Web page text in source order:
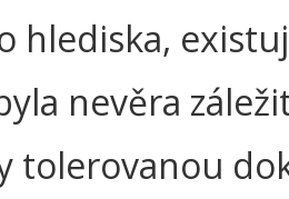
hlediska,
nevěra
tolerovanou